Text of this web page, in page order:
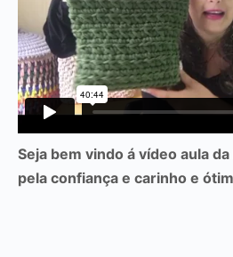
Seja bem vindo á vídeo aula
pela confiança e carinho e